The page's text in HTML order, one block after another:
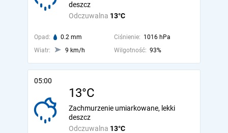
Odczuwalna 13°C
deszcz
Opad: 0.2 mm Ciśnienie: 1016 hPa
Wiatr:
9 km/h Wilgotność: 93%
05:00
13°C
Odczuwalna 13°C
Zachmurzenie umiarkowane, lekki
deszcz